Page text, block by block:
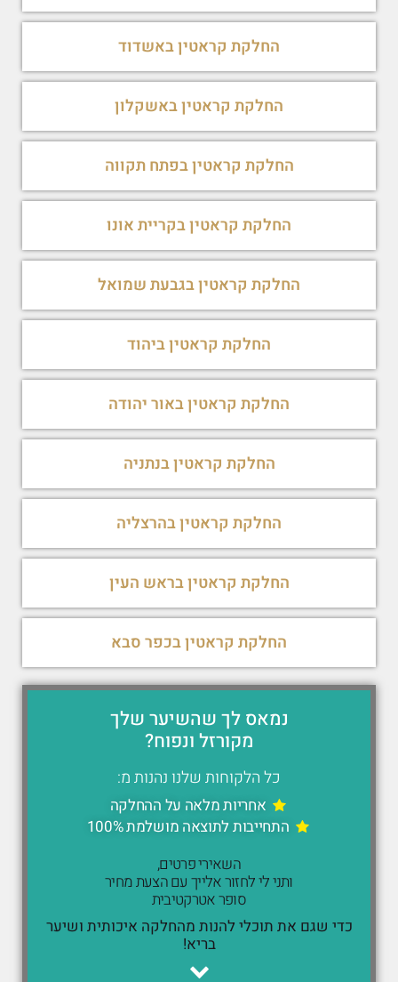
החלקת קראטין באשדוד
החלקת קראטין באשקלון
החלקת קראטין בפתח תקווה
החלקת קראטין בקריית אונו
החלקת קראטין בגבעת שמואל
החלקת קראטין ביהוד
החלקת קראטין באור יהודה
החלקת קראטין בנתניה
החלקת קראטין בהרצליה
החלקת קראטין בראש העין
החלקת קראטין בכפר סבא
נמאס לך שהשיער שלך
מקורזל ונפוח?
כל הלקוחות שלנו נהנות מ:
אחריות מלאה על ההחלקה
התחייבות לתוצאה מושלמת 100%
השאירי פרטים,
ותני לי לחזור אלייך עם הצעת מחיר
סופר אטרקטיבית
כדי שגם את תוכלי להנות מהחלקה איכותית ושיער
בריא!